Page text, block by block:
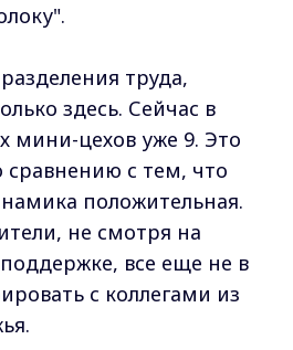
труда,
здесь. Сейчас в
мини-цехов уже 9. Это
сравнению с тем, что
положительная.
не смотря на
все еще не в
с коллегами из